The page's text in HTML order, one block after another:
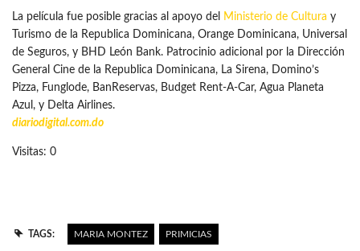
La película fue posible gracias al apoyo del Ministerio de Cultura y
Turismo de la Republica Dominicana, Orange Dominicana, Universal
de Seguros, y BHD León Bank. Patrocinio adicional por la Dirección
General Cine de la Republica Dominicana, La Sirena, Domino’s
Pizza, Funglode, BanReservas, Budget Rent-A-Car, Agua Planeta
Azul, y Delta Airlines.
diariodigital.com.do
Visitas: 0
TAGS: MARIA MONTEZ PRIMICIAS